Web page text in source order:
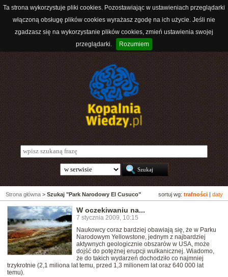
Ta strona wykorzystuje pliki cookies. Pozostawiając w ustawieniach przeglądarki
włączoną obsługę plików cookies wyrażasz zgodę na ich użycie. Jeśli nie
zgadzasz się na wykorzystanie plików cookies, zmień ustawienia swojej
przeglądarki.
Rozumiem
sortuj wg: trafności daty
Strona główna > Szukaj "Park Narodowy El Cusuco"
W oczekiwaniu na...
7 stycznia 2009, 10:15
Naukowcy coraz bardziej obawiają się, że w Parku
Narodowym Yellowstone, jednym z najbardziej
aktywnych geologicznie obszarów w USA, może
dojść do potężnej erupcji wulkanicznej. Wiadomo,
że do takich wydarzeń dochodziło co najmniej
trzykrotnie (2,1 miliona lat temu, przed 1,3 milionem lat oraz 640 000 lat
temu).